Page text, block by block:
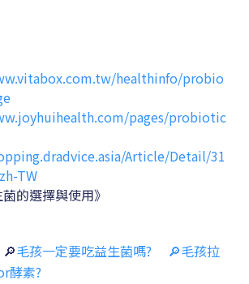
healthinfo/probio
pages/probiotic
Article/Detail/31
TW
的選擇與使用》
🔎毛孩一定要吃益生菌嗎?
🔎毛孩拉
酵素?